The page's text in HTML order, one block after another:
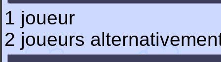
1 joueur
2 joueurs